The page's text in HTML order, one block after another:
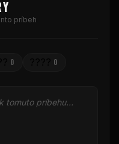
príbeh
0 0